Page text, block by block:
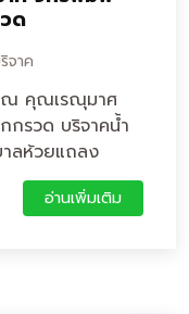
ด
จาค
ณ คุณเรณุมาศ
รวด บริจาคน้ำ
ลห้วยแถลง
อ่านเพิ่มเติม